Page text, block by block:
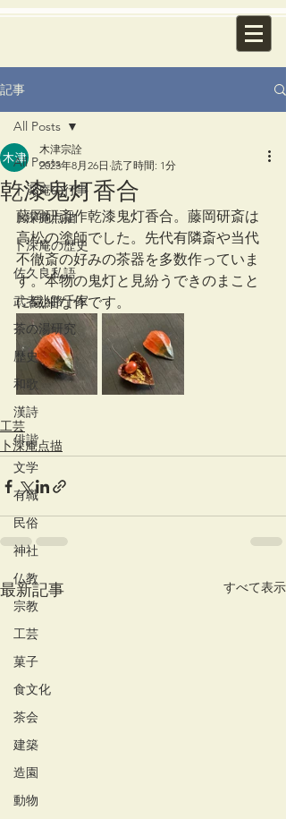
記事
All Posts
卜深庵の行事
卜深庵点描
卜深庵の歴史
佐久良私語
武者小路千家
茶の湯研究
歴史
和歌
漢詩
俳諧
文学
有職
民俗
神社
仏教
宗教
工芸
菓子
食文化
茶会
建築
造園
動物
All Posts
乾漆鬼灯香合
木津宗詮
2023年8月26日 読了時間: 1分
藤岡研斎作乾漆鬼灯香合。藤岡研斎は
高松の塗師でした。先代有隣斎や当代
不徹斎の好みの茶器を多数作っていま
す。本物の鬼灯と見紛うできのまこと
に繊細な作です。
工芸
卜深庵点描
最新記事 すべて表示